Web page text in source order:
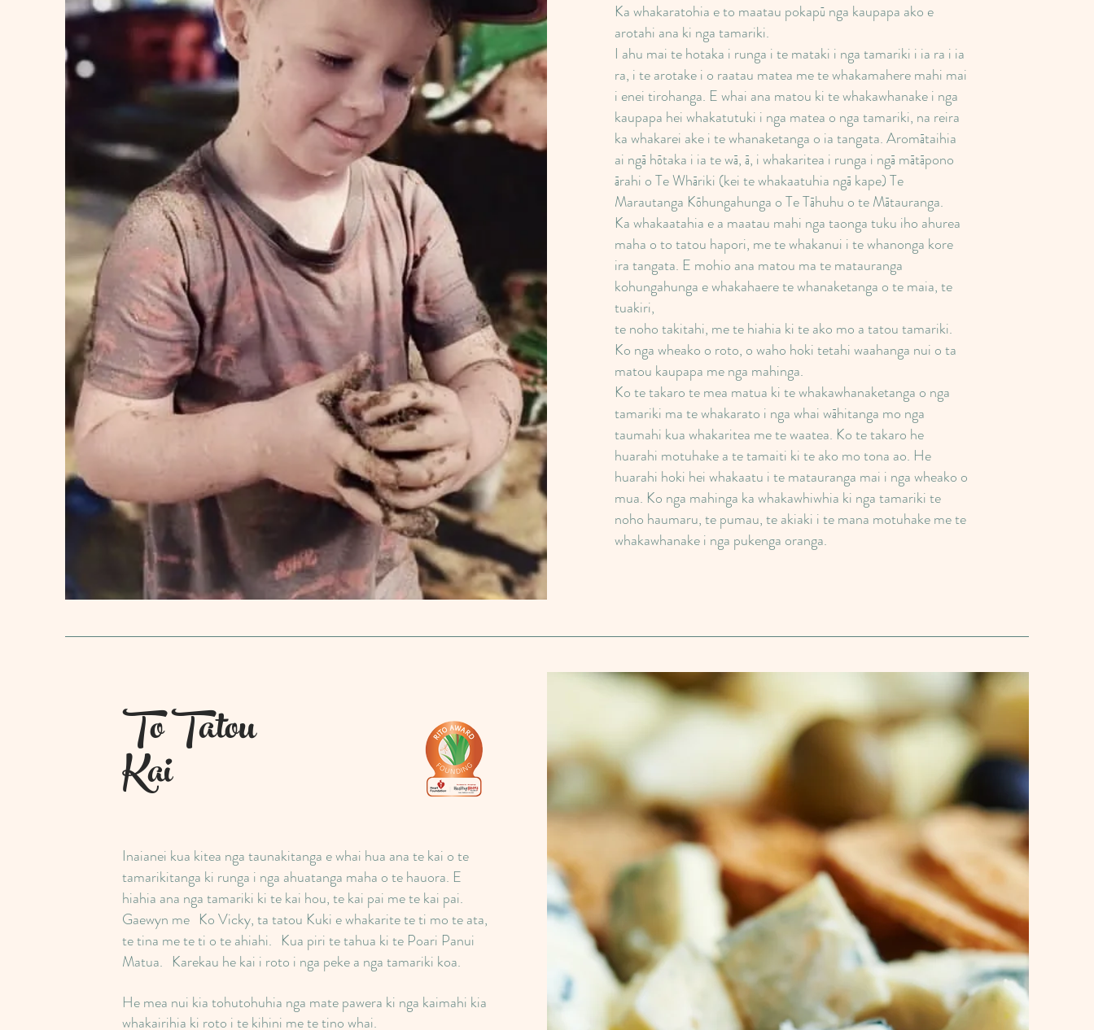
Ka whakaratohia e to maatau pokapū nga kaupapa ako e
arotahi ana ki nga tamariki.
I ahu mai te hotaka i runga i te mataki i nga tamariki i ia ra i ia
ra, i te arotake i o raatau matea me te whakamahere mahi mai
i enei tirohanga. E whai ana matou ki te whakawhanake i nga
kaupapa hei whakatutuki i nga matea o nga tamariki, na reira
ka whakarei ake i te whanaketanga o ia tangata. Aromātaihia
ai ngā hōtaka i ia te wā, ā, i whakaritea i runga i ngā mātāpono
ārahi o Te Whāriki (kei te whakaatuhia ngā kape) Te
Marautanga Kōhungahunga o Te Tāhuhu o te Mātauranga.
Ka whakaatahia e a maatau mahi nga taonga tuku iho ahurea
maha o to tatou hapori, me te whakanui i te whanonga kore
ira tangata. E mohio ana matou ma te matauranga
kohungahunga e whakahaere te whanaketanga o te maia, te
tuakiri,
te noho takitahi, me te hiahia ki te ako mo a tatou tamariki.
Ko nga wheako o roto, o waho hoki tetahi waahanga nui o ta
matou kaupapa me nga mahinga.
Ko te takaro te mea matua ki te whakawhanaketanga o nga
tamariki ma te whakarato i nga whai wāhitanga mo nga
taumahi kua whakaritea me te waatea. Ko te takaro he
huarahi motuhake a te tamaiti ki te ako mo tona ao. He
huarahi hoki hei whakaatu i te matauranga mai i nga wheako o
mua. Ko nga mahinga ka whakawhiwhia ki nga tamariki te
noho haumaru, te pumau, te akiaki i te mana motuhake me te
whakawhanake i nga pukenga oranga.
To Tatou
Kai
Inaianei kua kitea nga taunakitanga e whai hua ana te kai o te
tamarikitanga ki runga i nga ahuatanga maha o te hauora. E
hiahia ana nga tamariki ki te kai hou, te kai pai me te kai pai.
Gaewyn me Ko Vicky, ta tatou Kuki e whakarite te ti mo te ata,
te tina me te ti o te ahiahi. Kua piri te tahua ki te Poari Panui
Matua. Karekau he kai i roto i nga peke a nga tamariki koa.
He mea nui kia tohutohuhia nga mate pawera ki nga kaimahi kia
whakairihia ki roto i te kihini me te tino whai.